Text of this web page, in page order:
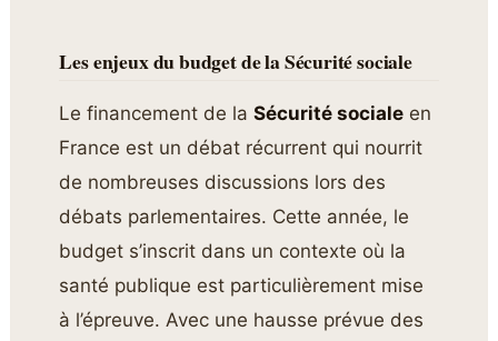
Les enjeux du budget de la Sécurité sociale
Le financement de laSécurité sociale en
France est un débat récurrent qui nourrit
de nombreuses discussions lors des
débats parlementaires. Cette année, le
budget s’inscrit dans un contexte où la
santé publique est particulièrement mise
à l’épreuve. Avec une hausse prévue des